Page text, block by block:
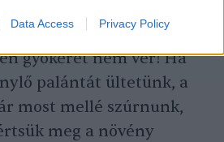
Data Access Privacy Policy
az öntözésről, amíg
gyökeret nem ver! Ha
palántát ültetünk, a
most mellé szúrnunk,
meg a növény